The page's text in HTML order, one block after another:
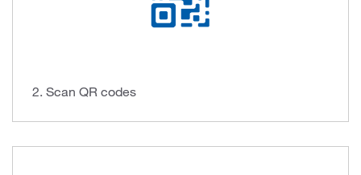
2. Scan QR codes